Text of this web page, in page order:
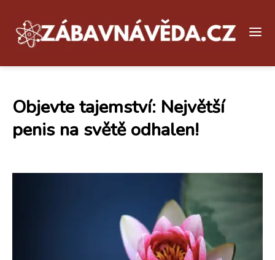
Objevte tajemství: Největší
penis na světě odhalen!